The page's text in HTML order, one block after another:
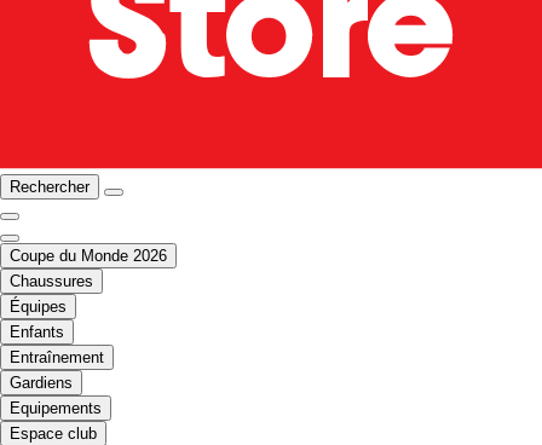
Rechercher
Coupe du Monde 2026
Chaussures
Équipes
Enfants
Entraînement
Gardiens
Equipements
Espace club